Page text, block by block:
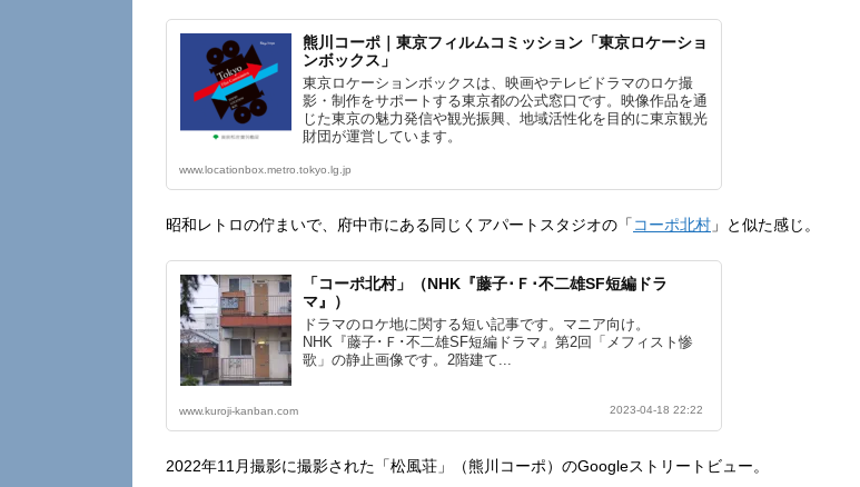
熊川コーポ｜東京フィルムコミッション「東京ロケーショ
ンボックス」
東京ロケーションボックスは、映画やテレビドラマのロケ撮
影・制作をサポートする東京都の公式窓口です。映像作品を通
じた東京の魅力発信や観光振興、地域活性化を目的に東京観光
財団が運営しています。
www.locationbox.metro.tokyo.lg.jp
昭和レトロの佇まいで、府中市にある同じくアパートスタジオの「 コーポ北村 」と似た感じ。
「コーポ北村」（NHK『藤子･Ｆ･不二雄SF短編ドラ
マ』）
ドラマのロケ地に関する短い記事です。マニア向け。
NHK『藤子･Ｆ･不二雄SF短編ドラマ』第2回「メフィスト惨
歌」の静止画像です。2階建て...
www.kuroji-kanban.com 2023-04-18 22:22
2022年11月撮影に撮影された「松風荘」（熊川コーポ）のGoogleストリートビュー。